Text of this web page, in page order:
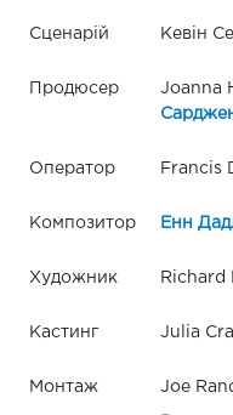
Сценарій Кевін
Продюсер Joanna
Оператор Francis
Композитор Енн
Художник Richard
Кастинг Julia
Монтаж Joe